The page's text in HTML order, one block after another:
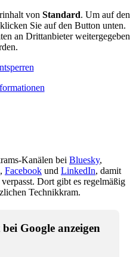
von Standard. Um auf den
Sie auf den Button unten.
an Drittanbieter weitergegeben
Kanälen bei Bluesky,
, Facebook und LinkedIn, damit
Dort gibt es regelmäßig
Technikkram.
Google anzeigen